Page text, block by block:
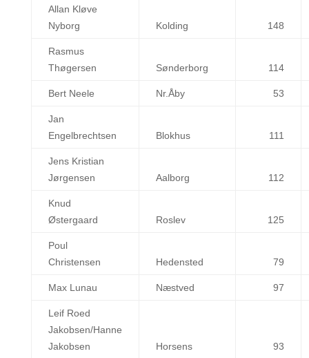
Allan Kløve
Nyborg
Kolding 148
Rasmus
Thøgersen
Sønderborg 114
Bert Neele Nr.Åby 53
Jan
Engelbrechtsen
Blokhus 111
Jens Kristian
Jørgensen
Aalborg 112
Knud
Østergaard
Roslev 125
Poul
Christensen
Hedensted 79
Max Lunau Næstved 97
Leif Roed
Jakobsen/Hanne
Jakobsen
Horsens 93